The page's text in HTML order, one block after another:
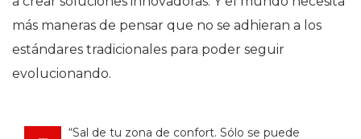
más maneras de pensar que no se adhieran a los
estándares tradicionales para poder seguir
evolucionando.
“Sal de tu zona de confort. Sólo se puede